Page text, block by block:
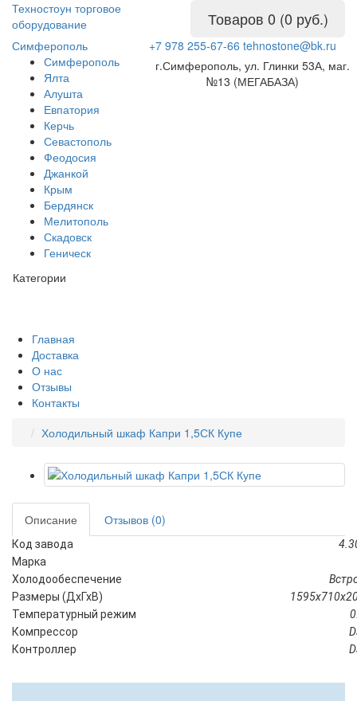
Техностоун торговое
оборудование
Товаров 0 (0 руб.)
Симферополь
Симферополь
Ялта
Алушта
Евпатория
Керчь
Севастополь
Феодосия
Джанкой
Крым
Бердянск
Мелитополь
Скадовск
Геническ
+7 978 255-67-66 tehnostone@bk.ru
г.Симферополь, ул. Глинки 53А, маг.
№13 (МЕГАБАЗА)
Категории
Главная
Доставка
О нас
Отзывы
Контакты
Холодильный шкаф Капри 1,5СК Купе
Описание Отзывов (0)
Код завода
Марка
Холодообеспечение
Размеры (ДхГхВ)
Температурный режим
Компрессор
Контроллер